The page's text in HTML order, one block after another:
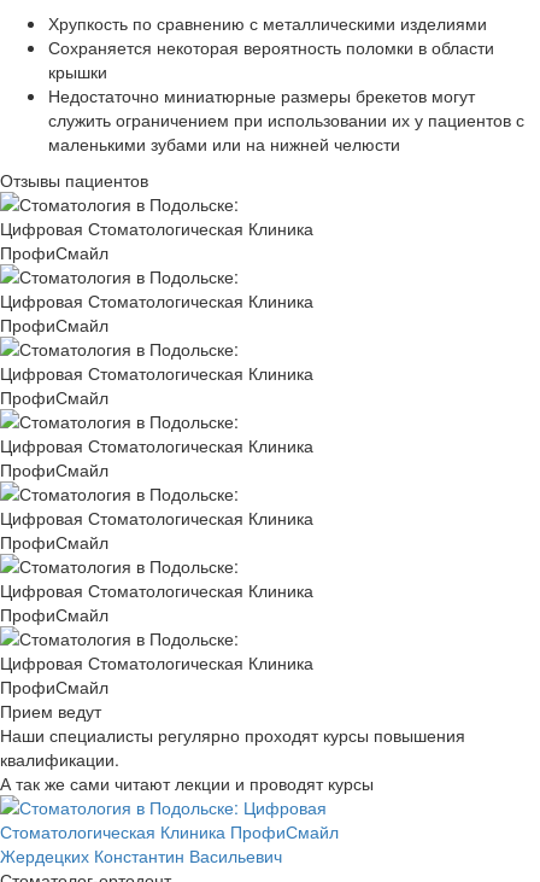
Хрупкость по сравнению с металлическими изделиями
Сохраняется некоторая вероятность поломки в области
крышки
Недостаточно миниатюрные размеры брекетов могут
служить ограничением при использовании их у пациентов с
маленькими зубами или на нижней челюсти
Отзывы пациентов
Прием ведут
Наши специалисты регулярно проходят курсы повышения
квалификации.
А так же сами читают лекции и проводят курсы
Жердецких Константин Васильевич